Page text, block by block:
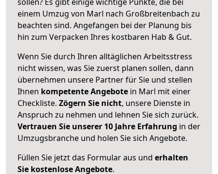
einem Umzug von Marl nach Großbreitenbach zu
beachten sind. Angefangen bei der Planung bis
hin zum Verpacken Ihres kostbaren Hab & Gut.
Wenn Sie durch Ihren alltäglichen Arbeitsstress
nicht wissen, was Sie zuerst planen sollen, dann
übernehmen unsere Partner für Sie und stellen
Ihnen kompetente Angebote in Marl mit einer
Checkliste. Zögern Sie nicht, unsere Dienste in
Anspruch zu nehmen und lehnen Sie sich zurück.
Vertrauen Sie unserer 10 Jahre Erfahrung in der
Umzugsbranche und holen Sie sich Angebote.
Füllen Sie jetzt das Formular aus und erhalten
Sie kostenlose Angebote.